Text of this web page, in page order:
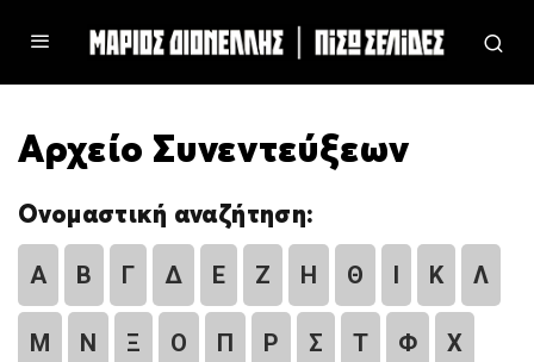
Αρχείο Συνεντεύξεων
Ονομαστική αναζήτηση:
Α Β Γ Δ Ε Ζ Η Θ Ι Κ Λ
Μ Ν Ξ Ο Π Ρ Σ Τ Φ Χ